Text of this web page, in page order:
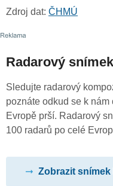
Zdroj dat: ČHMÚ
Radarový
Sledujte radarový
poznáte odkud se k
Evropě prší. Radarový
100 radarů po celé
Zobrazit